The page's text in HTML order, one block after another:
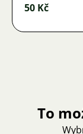
50 Kč
To